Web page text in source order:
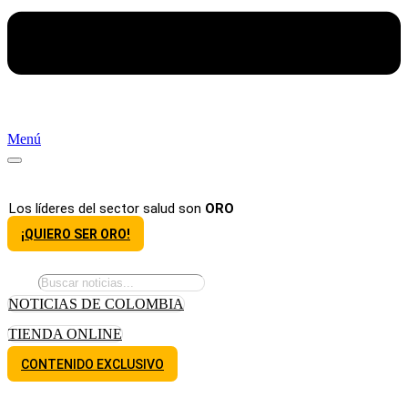
Menú
Los líderes del sector salud son ORO
¡QUIERO SER ORO!
NOTICIAS DE COLOMBIA
TIENDA ONLINE
CONTENIDO EXCLUSIVO